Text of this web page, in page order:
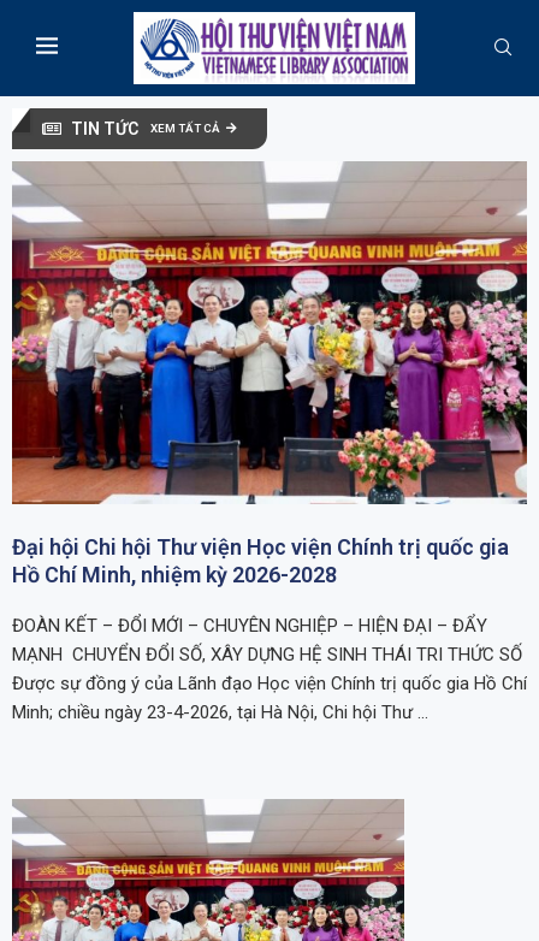
TIN TỨC XEM TẤT CẢ
Đại hội Chi hội Thư viện Học viện Chính trị quốc gia
Hồ Chí Minh, nhiệm kỳ 2026-2028
ĐOÀN KẾT – ĐỔI MỚI – CHUYÊN NGHIỆP – HIỆN ĐẠI – ĐẨY
MẠNH CHUYỂN ĐỔI SỐ, XÂY DỰNG HỆ SINH THÁI TRI THỨC SỐ
Được sự đồng ý của Lãnh đạo Học viện Chính trị quốc gia Hồ Chí
Minh; chiều ngày 23-4-2026, tại Hà Nội, Chi hội Thư …